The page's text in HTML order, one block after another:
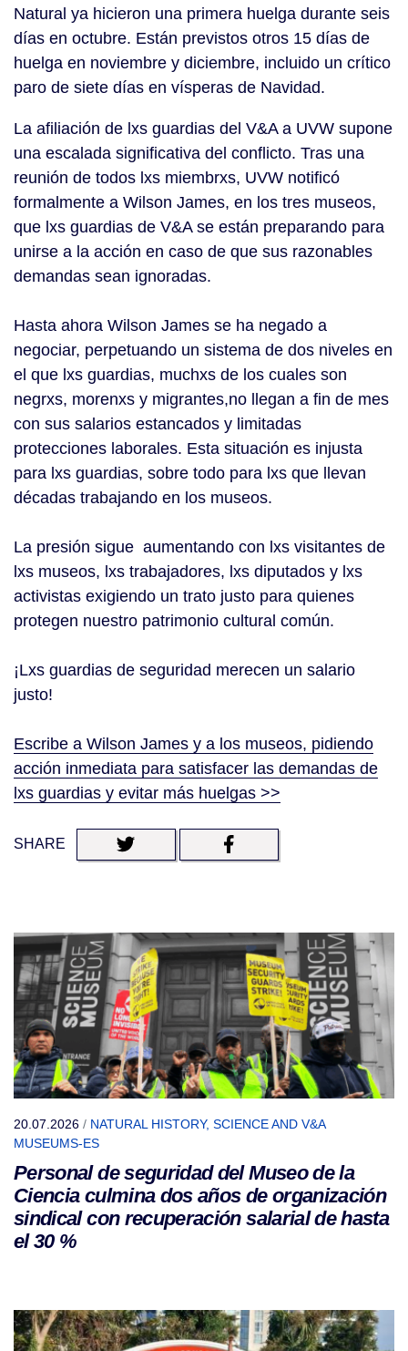
Natural ya hicieron una primera huelga durante seis
días en octubre. Están previstos otros 15 días de
huelga en noviembre y diciembre, incluido un crítico
paro de siete días en vísperas de Navidad.
La afiliación de lxs guardias del V&A a UVW supone
una escalada significativa del conflicto. Tras una
reunión de todos lxs miembrxs, UVW notificó
formalmente a Wilson James, en los tres museos,
que lxs guardias de V&A se están preparando para
unirse a la acción en caso de que sus razonables
demandas sean ignoradas.
Hasta ahora Wilson James se ha negado a
negociar, perpetuando un sistema de dos niveles en
el que lxs guardias, muchxs de los cuales son
negrxs, morenxs y migrantes,no llegan a fin de mes
con sus salarios estancados y limitadas
protecciones laborales. Esta situación es injusta
para lxs guardias, sobre todo para lxs que llevan
décadas trabajando en los museos.
La presión sigue aumentando con lxs visitantes de
lxs museos, lxs trabajadores, lxs diputados y lxs
activistas exigiendo un trato justo para quienes
protegen nuestro patrimonio cultural común.
¡Lxs guardias de seguridad merecen un salario
justo!
Escribe a Wilson James y a los museos, pidiendo
acción inmediata para satisfacer las demandas de
lxs guardias y evitar más huelgas >>
SHARE
20.07.2026 / NATURAL HISTORY, SCIENCE AND V&A
MUSEUMS-ES
Personal de seguridad del Museo de la
Ciencia culmina dos años de organización
sindical con recuperación salarial de hasta
el 30 %